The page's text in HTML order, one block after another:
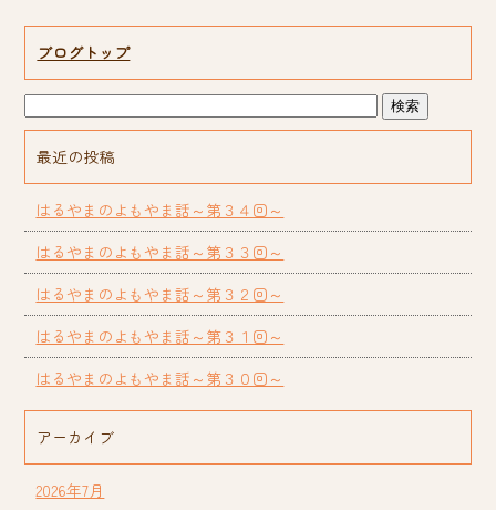
ブログトップ
最近の投稿
はるやまのよもやま話～第３４回～
はるやまのよもやま話～第３３回～
はるやまのよもやま話～第３２回～
はるやまのよもやま話～第３１回～
はるやまのよもやま話～第３０回～
アーカイブ
2026年7月